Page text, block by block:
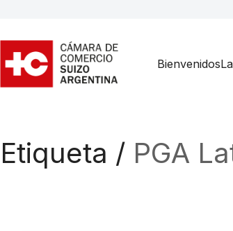
Bienvenidos
Etiqueta / PGA